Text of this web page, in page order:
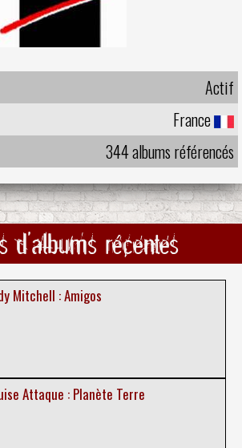
Actif
France
344 albums référencés
d'albums récentes
Mitchell : Amigos
Attaque : Planète Terre